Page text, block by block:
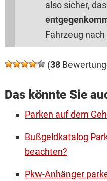
also sicher,
Fahrzeug
(38
Das könnte Sie
Parken auf dem
Bußgeldkatalog
beachten?
Pkw-Anhänger